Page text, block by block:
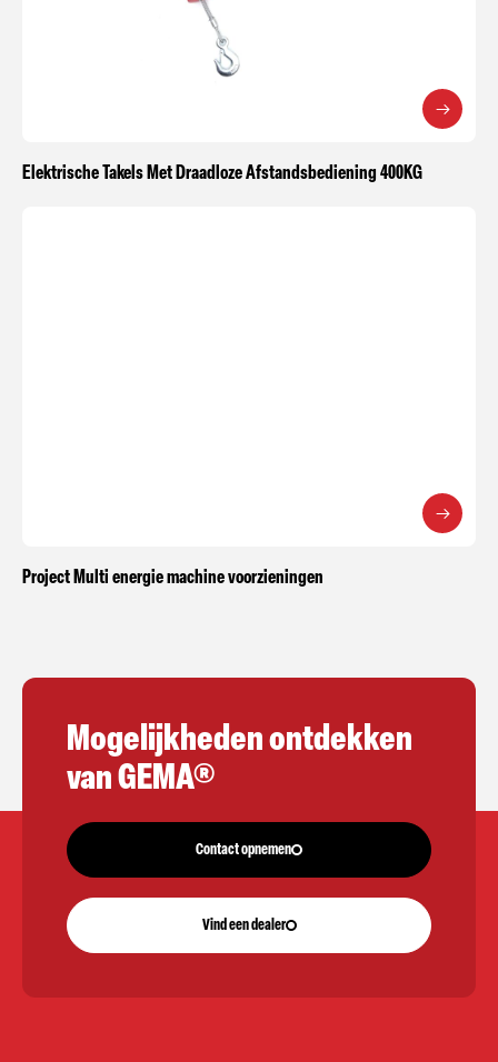
Elektrische Takels Met Draadloze Afstandsbediening 400KG
Project Multi energie machine voorzieningen
Mogelijkheden ontdekken
van GEMA®
Contact opnemen
Vind een dealer